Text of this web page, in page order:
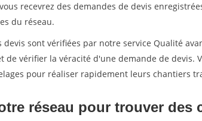
recevrez des demandes de devis
du réseau.
devis sont vérifiées par notre service Qualité
de vérifier la véracité d'une demande de devis.
pour réaliser rapidement leurs chantiers
réseau pour trouver des